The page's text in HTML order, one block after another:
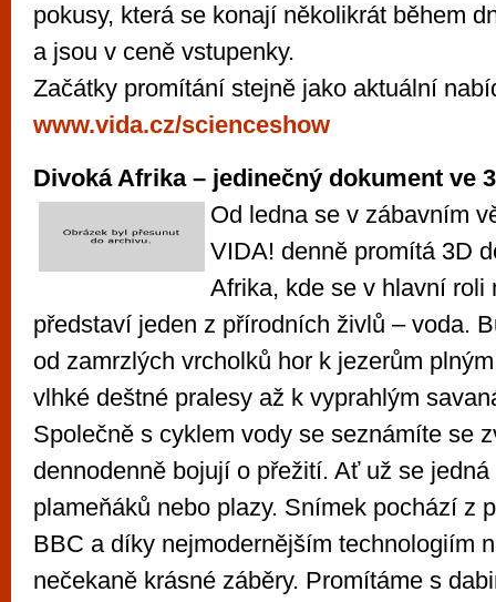
pokusy, která se konají několikrát během
a jsou v ceně vstupenky.
Začátky promítání stejně jako aktuální
www.vida.cz/scienceshow
Divoká Afrika – jedinečný dokument ve
Od ledna se v zábavním
VIDA! denně promítá 3D
Afrika, kde se v hlavní roli
představí jeden z přírodních živlů – voda.
od zamrzlých vrcholků hor k jezerům
vlhké deštné pralesy až k vyprahlým
Společně s cyklem vody se seznámíte se
dennodenně bojují o přežití. Ať už se jedná
plameňáků nebo plazy. Snímek pochází z
BBC a díky nejmodernějším technologiím
nečekaně krásné záběry. Promítáme s